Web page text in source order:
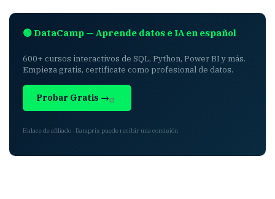
🟢 DataCamp — Aprende datos e IA en español
600+ cursos interactivos de SQL, Python, Power BI y más.
Empieza gratis, certifícate como profesional de datos.
Probar Gratis →
Enlace de afiliado · Dataprix puede recibir una comisión